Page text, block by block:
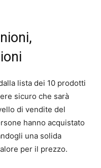
lista dei 10 prodotti
sicuro che sarà
di vendite del
hanno acquistato
una solida
per il prezzo.